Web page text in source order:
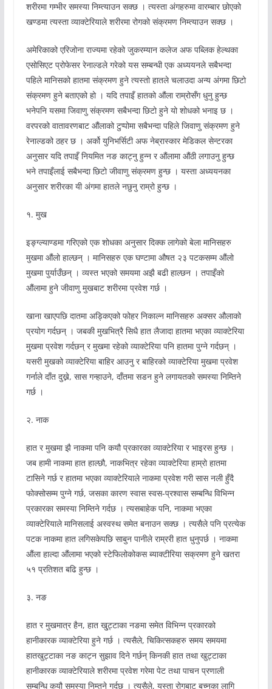
शरीरमा गम्भीर समस्या निम्त्याउन सक्छ । त्यस्ता अंगहरुमा वारम्बार छोएको
खण्डमा त्यस्ता व्याक्टेरियाले शरीरमा रोगको संक्रमण निम्त्याउन सक्छ ।
अमेरिकाको एरिजोना राज्यमा रहेको जुकरम्यान कलेज अफ पब्लिक हेल्थका
एसोसिएट प्रोफेसर रेनाल्डले गरेको यस सम्बन्धी एक अध्ययनले सबैभन्दा
पहिले मानिसको हातमा संक्रमण हुने त्यस्तो हातले चलाउदा अन्य अंगमा छिटो
संक्रमण हुने बताएको हो । यदि तपाइँ हातको औंला राम्रोसँग धुनु हुन्छ
भनेपनि यसमा जिवाणु संक्रमण सबैभन्दा छिटो हुने यो शोधको भनाइ छ ।
वरपरको वातावरणबाट औंलाको टुप्पोमा सबैभन्दा पहिले जिवाणु संक्रमण हुने
रेनाल्डको ठहर छ । अर्को युनिभर्सिटी अफ नेब्रास्कार मेडिकल सेन्टरका
अनुसार यदि तपाइँ नियमित नङ काट्नु हुन्न र औंलामा औंठी लगाउनु हुन्छ
भने तपाइँलाई सबैभन्दा छिटो जीवाणु संक्रमण हुन्छ । यस्ता अध्ययनका
अनुसार शरीरका यी अंगमा हातले नछुनु राम्रो हुन्छ ।
१. मुख
इङ्ग्ल्याण्डमा गरिएको एक शोधका अनुसार दिक्क लागेको बेला मानिसहरु
मुखमा औंलो हाल्छन् । मानिसहरु एक घण्टामा औषत २३ पटकसम्म औंलो
मुखमा पुर्याउँछन् । व्यस्त भएको समयमा अझै बढी हाल्छन । तपाइँको
औंलामा हुने जीवाणु मुखबाट शरीरमा प्रवेश गर्छ ।
खाना खाएपछि दातमा अड्किएको फोहर निकाल्न मानिसहरु अक्सर औलाको
प्रयोग गर्दछन् । जबकी मुखभित्रै सिधै हात लैजादा हातमा भएका व्याक्टेरिया
मुखमा प्रवेश गर्दछन् र मुखमा रहेको व्याक्टेरिया पनि हातमा पुग्ने गर्दछन् ।
यसरी मुखको व्याक्टेरिया बाहिर आउनु र बाहिरको व्याक्टेरिया मुखमा प्रवेश
गर्नाले दाँत दुख्ने, सास गन्हाउने, दाँतमा सडन हुने लगायतको समस्या निम्तिने
गर्छ ।
२. नाक
हात र मुखमा झै नाकमा पनि कयौ प्रकारका व्याक्टेरिया र भाइरस हुन्छ ।
जब हामी नाकमा हात हाल्छौ, नाकभित्र रहेका व्याक्टेरिया हाम्रो हातमा
टासिने गर्छ र हातमा भएका व्याक्टेरियाले नाकमा प्रवेश गरी सास नली हुँदै
फोक्सोसम्म पुग्ने गर्छ, जसका कारण स्वास स्वस-प्रश्वास सम्बन्धि विभिन्न
प्रकारका समस्या निम्तिने गर्दछ । त्यसबाहेक पनि, नाकमा भएका
व्याक्टेरियाले मानिसलाई अस्वस्थ समेत बनाउन सक्छ । त्यसैले पनि प्रत्येक
पटक नाकमा हात लगिसकेपछि साबुन पानीले राम्ररी हात धुनुपर्छ । नाकमा
औंला हाल्दा औंलामा भएको स्टेफिलोकोकस ब्याक्टीरिया सक्रमण हुने खतरा
५१ प्रतिशत बढि हुन्छ ।
३. नङ
हात र मुखमात्र हैन, हात खु्ट्टाका नङमा समेत विभिन्न प्रकारको
हानीकारक व्याक्टेरिया हुने गर्छ । त्यसैले, चिकित्सकहरु समय समयमा
हातखुट्टाका नङ काट्न सुझाव दिने गर्छन् किनकी हात तथा खुट्टाका
हानीकारक व्याक्टेरियाले शरीरमा प्रवेश गरेमा पेट तथा पाचन प्रणाली
सम्बन्धि कयौ समस्या निम्तने गर्दछ । त्यसैले, यस्ता रोगबाट बच्नका लागि